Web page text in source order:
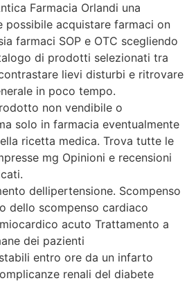
Farmacia Orlandi una
possibile acquistare farmaci on
farmaci SOP e OTC scegliendo
di prodotti selezionati tra
lievi disturbi e ritrovare
in poco tempo.
non vendibile o
solo in farmacia eventualmente
ricetta medica. Trova tutte le
mg Opinioni e recensioni
dellipertensione. Scompenso
dello scompenso cardiaco
acuto Trattamento a
dei pazienti
entro ore da un infarto
renali del diabete